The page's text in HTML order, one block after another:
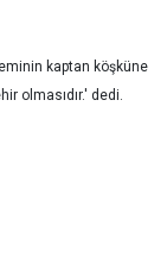
kaptan köşküne
olmasıdır.' dedi.